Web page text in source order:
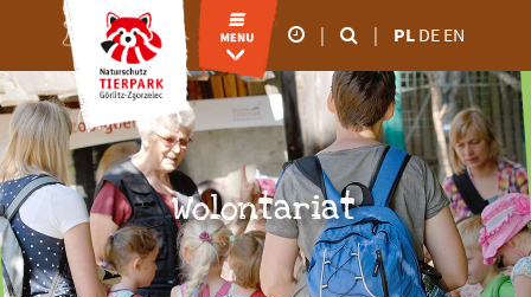
godziny otwarcia
od marca do
października
09.00 - 18:00
od listopada do lutego
09.00 - 16:00
| | PL DE EN
Wolontariat